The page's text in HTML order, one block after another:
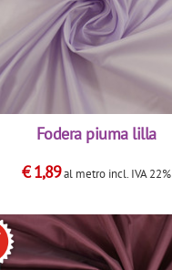
Fodera piuma lilla
€1,89al metro incl. IVA 22%